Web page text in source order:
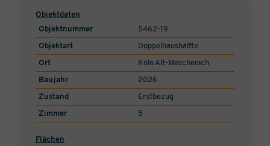
Objektdaten
Objektnummer
5462-19
Objektart Doppelhaushälfte
Ort Köln Alt-Meschenich
Baujahr 2026
Zustand Erstbezug
Zimmer 5
Flächen